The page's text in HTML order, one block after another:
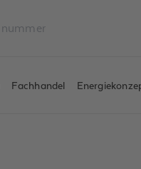
Fachhandel